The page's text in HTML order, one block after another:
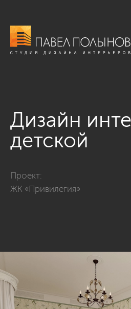
Дизайн
детской
Проект:
ЖК «Привилегия»